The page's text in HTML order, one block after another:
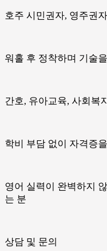
호주 시민권자, 영주권
워홀 후 정착하며 기술
간호, 유아교육, 사회복
학비 부담 없이 자격증
영어 실력이 완벽하지
는 분
상담 및 문의